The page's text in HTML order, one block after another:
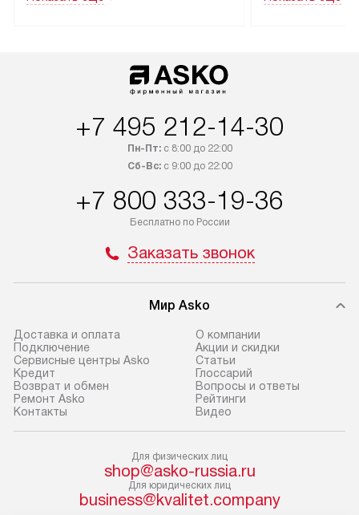
рекомендуем обсудить
со статусом «В наличии» могут
быть отправлены покупателю
интересен товар «Под заказ»,
приобретения с менеджером сайта.
доставляются бесплатно
по Москве в пределах МКАД,
не предусмотрена. Доставка
транспортную компанию. После
100% предоплаты мы бесплатно
доставляем заказ
до представительства
транспортной компании в г. Москва.
Пожалуйста, уточняйте условия
доставки у менеджера при
В оговоренный день служба
доставки доставит упакованный
партнера
по монтажу
материалы.
Готовые
от категории,
разблокировку
+7 495 212-14-30
Пн-Пт:с 8:00 до 22:00
Сб-Вс:с 9:00 до 22:00
+7 800 333-19-36
Бесплатно по России
Заказать звонок
Мир Asko
Доставка и оплата
Подключение
Сервисные центры Asko
Кредит
Возврат и обмен
Ремонт Asko
Контакты
О компании
Акции и скидки
Статьи
Глоссарий
Вопросы и ответы
Рейтинги
Видео
Для физических лиц
shop@asko-russia.ru
Для юридических лиц
business@kvalitet.company